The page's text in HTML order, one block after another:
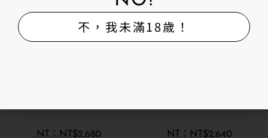
NT$2,680 NT$2,640
不，我未滿18歲！